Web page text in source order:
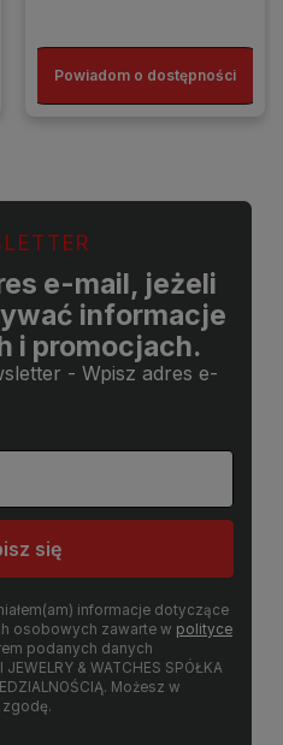
Powiadom o dostępności
e-mail, jeżeli
informacje
i promocjach.
- Wpisz adres e-
się
informacje dotyczące
osobowych zawarte w polityce
podanych danych
& WATCHES SPÓŁKA
Możesz w